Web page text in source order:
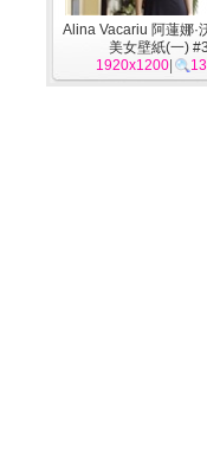
Alina Vacariu 阿蓮娜·
美女壁紙(一)
1920x1200